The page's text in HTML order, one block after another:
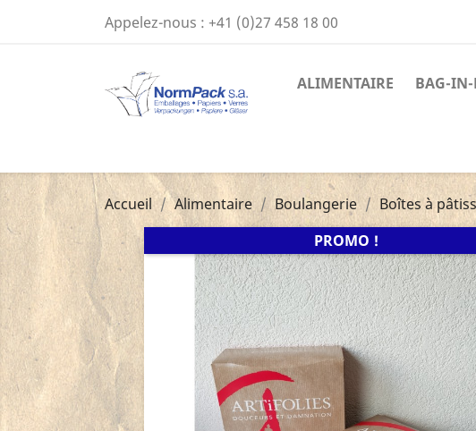
Appelez-nous : +41 (0)27 458 18 00
ALIMENTAIRE BAG-
Accueil Alimentaire Boulangerie Boîtes à
PROMO !